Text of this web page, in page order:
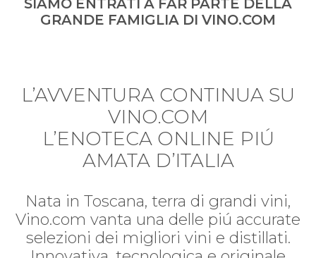
SIAMO ENTRATI A FAR PARTE DELLA
GRANDE FAMIGLIA DI VINO.COM
L’AVVENTURA CONTINUA SU
VINO.COM
L’ENOTECA ONLINE PIÚ
AMATA D’ITALIA
Nata in Toscana, terra di grandi vini,
Vino.com vanta una delle piú accurate
selezioni dei migliori vini e distillati.